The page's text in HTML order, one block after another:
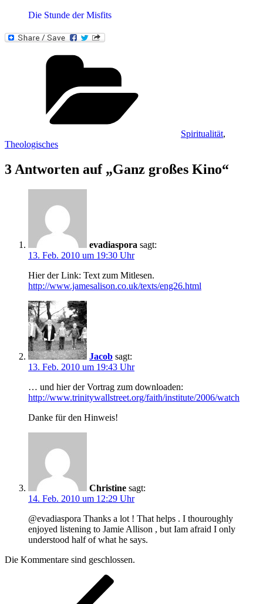
Die Stunde der Misfits
Spiritualität,
Theologisches
3 Antworten auf „Ganz großes Kino“
evadiaspora sagt:
13. Feb. 2010 um 19:30 Uhr
Hier der Link: Text zum Mitlesen.
http://www.jamesalison.co.uk/texts/eng26.html
Jacob sagt:
13. Feb. 2010 um 19:43 Uhr
… und hier der Vortrag zum downloaden:
http://www.trinitywallstreet.org/faith/institute/2006/watch
Danke für den Hinweis!
Christine sagt:
14. Feb. 2010 um 12:29 Uhr
@evadiaspora Thanks a lot ! That helps . I thouroughly
enjoyed listening to Jamie Allison , but Iam afraid I only
understood half of what he says.
Die Kommentare sind geschlossen.
Beitragsnavigation